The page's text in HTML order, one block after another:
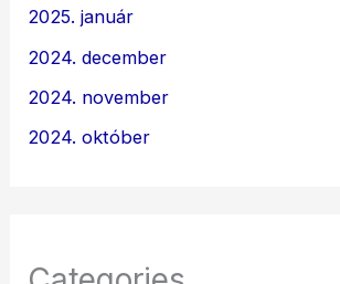
2025. január
2024. december
2024. november
2024. október